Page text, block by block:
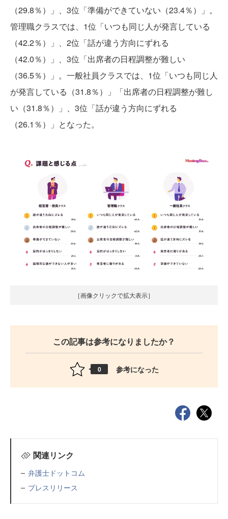
（29.8％）」、3位「準備ができていない（23.4％）」。
管理職クラスでは、1位「いつも同じ人が発言している
（42.2％）」、2位「話が違う方向にずれる
（42.0％）」、3位「出席者の日程調整が難しい
（36.5％）」。一般社員クラスでは、1位「いつも同じ人
が発言している（31.8％）」「出席者の日程調整が難し
い（31.8％）」、3位「話が違う方向にずれる
（26.1％）」となった。
［画像クリックで拡大表示］
この記事は参考になりましたか？
0 参考になった
関連リンク
弁護士ドットコム
プレスリリース